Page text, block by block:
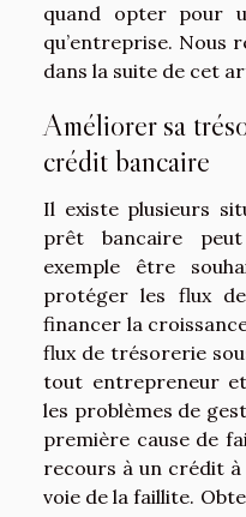
quand opter pour
qu’entreprise. Nous
dans la suite de cet
Améliorer sa
crédit bancaire
Il existe plusieurs
prêt bancaire
exemple être
protéger les flux
financer la
flux de trésorerie
tout entrepreneur
les problèmes de
première cause de
recours à un crédit
voie de la faillite.